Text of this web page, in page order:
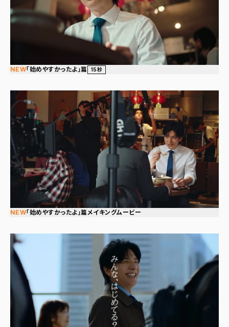
NEW「始めやすかったよ」篇 15秒
NEW「始めやすかったよ」篇メイキングムービー